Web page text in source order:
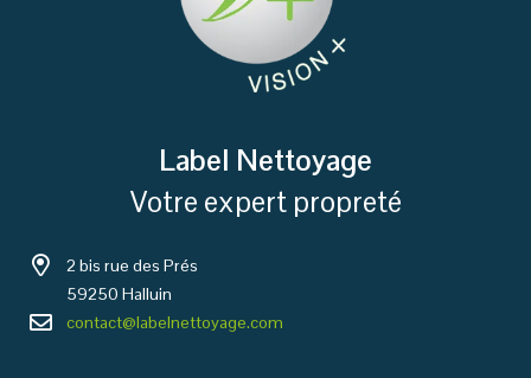
Label Nettoyage
Votre expert propreté
2 bis rue des Prés
59250 Halluin
contact@labelnettoyage.com